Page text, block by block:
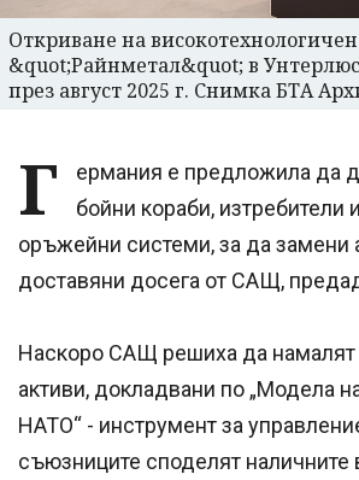
Откриване на
&quot;Райнметал&quot; в
през август 2025 г. Снимка БТА
Г
ермания е предложила да
бойни кораби, изтребители
оръжейни системи, за да замени
доставяни досега от САЩ,
Наскоро САЩ решиха да намалят
активи, докладвани по „Модела
НАТО“ - инструмент за
съюзниците споделят